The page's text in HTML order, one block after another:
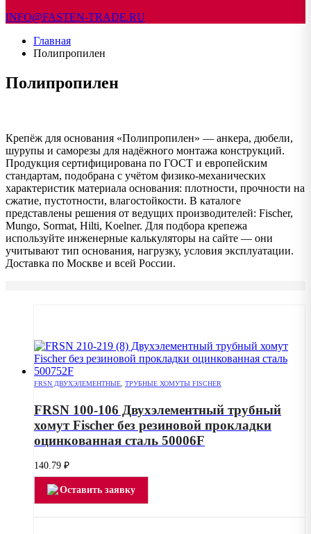
INFO@FASTEN-TRADE.RU
Главная
Полипропилен
Полипропилен
Крепёж для основания «Полипропилен» — анкера, дюбели,
шурупы и саморезы для надёжного монтажа конструкций.
Продукция сертифицирована по ГОСТ и европейским
стандартам, подобрана с учётом физико-механических
характеристик материала основания: плотности, прочности на
сжатие, пустотности, влагостойкости. В каталоге
представлены решения от ведущих производителей: Fischer,
Mungo, Sormat, Hilti, Koelner. Для подбора крепежа
используйте инженерные калькуляторы на сайте — они
учитывают тип основания, нагрузку, условия эксплуатации.
Доставка по Москве и всей России.
FRSN ДВУХЭЛЕМЕНТНЫЕ ТРУБНЫЕ ХОМУТЫ FISCHER
FRSN 100-106 Двухэлементный трубный
хомут Fischer без резиновой прокладки
оцинкованная сталь 50006F
140.79 ₽
Оставить заявку